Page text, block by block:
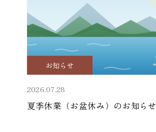
お知らせ
2026.07.28
夏季休業（お盆休み）のお知らせ